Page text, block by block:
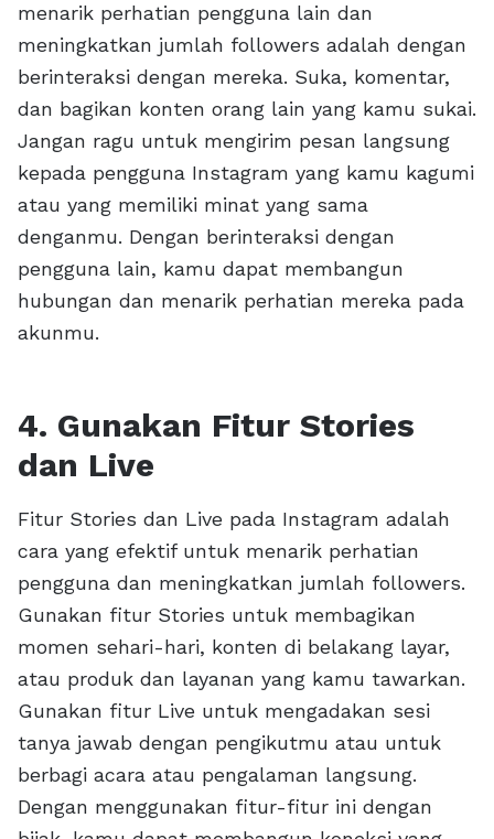
menarik perhatian pengguna lain dan
meningkatkan jumlah followers adalah dengan
berinteraksi dengan mereka. Suka, komentar,
dan bagikan konten orang lain yang kamu sukai.
Jangan ragu untuk mengirim pesan langsung
kepada pengguna Instagram yang kamu kagumi
atau yang memiliki minat yang sama
denganmu. Dengan berinteraksi dengan
pengguna lain, kamu dapat membangun
hubungan dan menarik perhatian mereka pada
akunmu.
4. Gunakan Fitur Stories
dan Live
Fitur Stories dan Live pada Instagram adalah
cara yang efektif untuk menarik perhatian
pengguna dan meningkatkan jumlah followers.
Gunakan fitur Stories untuk membagikan
momen sehari-hari, konten di belakang layar,
atau produk dan layanan yang kamu tawarkan.
Gunakan fitur Live untuk mengadakan sesi
tanya jawab dengan pengikutmu atau untuk
berbagi acara atau pengalaman langsung.
Dengan menggunakan fitur-fitur ini dengan